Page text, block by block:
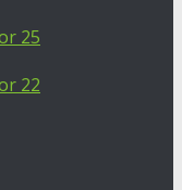
25
22